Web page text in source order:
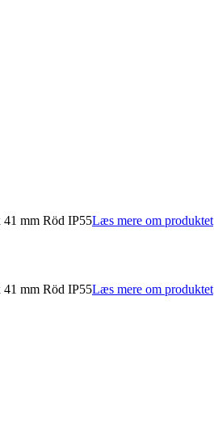
mm Röd IP55Læs mere om produktet
mm Röd IP55Læs mere om produktet